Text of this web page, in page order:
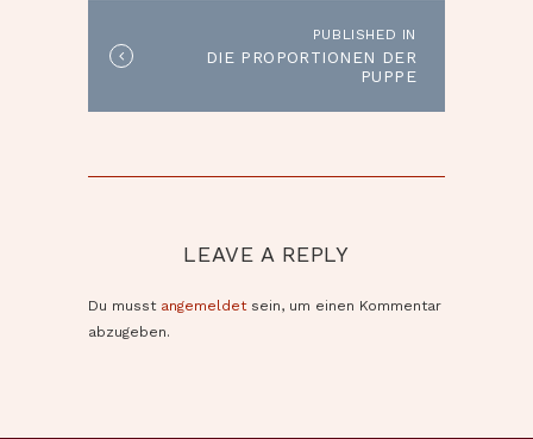
PUBLISHED IN
post:
DIE PROPORTIONEN DER
PUPPE
LEAVE A REPLY
Du musst angemeldetsein, um einen Kommentar
abzugeben.